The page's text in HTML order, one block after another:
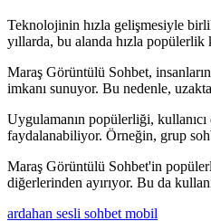
Teknolojinin hızla gelişmesiyle
yıllarda, bu alanda hızla
Maraş Görüntülü Sohbet,
imkanı sunuyor. Bu nedenle,
Uygulamanın popülerliği,
faydalanabiliyor. Örneğin, grup
Maraş Görüntülü Sohbet'in
diğerlerinden ayırıyor. Bu da
ardahan sesli sohbet mobil